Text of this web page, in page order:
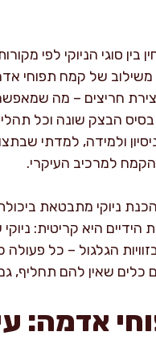
בין סוגי הניוקי לפי
של קמח תפוחי
חריצים – מה
בסיס הבצק שונה וכל
ולמידה, למדתי
הקמח למרכיב העיקרי.
הכנת ניוקי מתבטאת
הידיים היא קריטית:
הגלגול – כל
כלים שאין להם תחליף,
אדמה: